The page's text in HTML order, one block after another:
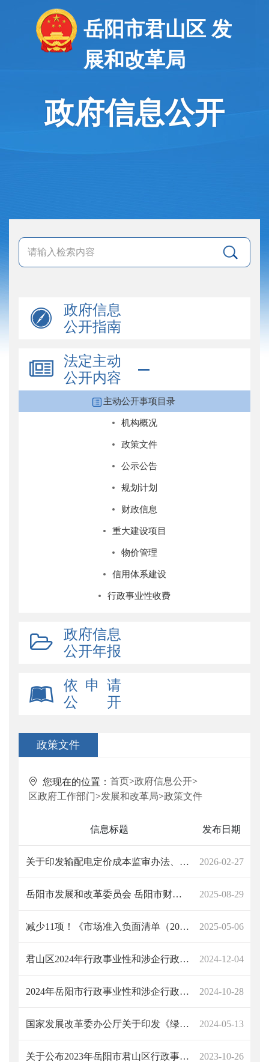
岳阳市君山区 发
展和改革局
政府信息公开
政府信息
公开指南
法定主动
公开内容
主动公开事项目录
机构概况
政策文件
公示公告
规划计划
财政信息
重大建设项目
物价管理
信用体系建设
行政事业性收费
政府信息
公开年报
依 申 请
公 开
政策文件
您现在的位置： 首页>政府信息公开>
区政府工作部门>发展和改革局>政策文件
信息标题 发布日期
关于印发输配电定价成本监审办法、省级电网输配电价定价办法、区域电网输电价格定价办法和跨省跨区专项工程输电价格定价办法的通知(发改价格规〔2025〕1490号) 2026-02-27
岳阳市发展和改革委员会 岳阳市财政局 岳阳市教育体育局 岳阳市市场监督管理局 关于岳阳市2025学年中小学教育收费 有关事项的通知 2025-08-29
减少11项！《市场准入负面清单（2025年版）》发布 2025-05-06
君山区2024年行政事业性和涉企行政事业性目录清单 2024-12-04
2024年岳阳市行政事业性和涉企行政事业性收费目录清单 2024-10-28
国家发展改革委办公厅关于印发《绿色低碳先进技术示范项目清单（第一批）》的通知 2024-05-13
关于公布2023年岳阳市君山区行政事业性收费和涉企行政事业性收费目录清单的公告 2023-10-26